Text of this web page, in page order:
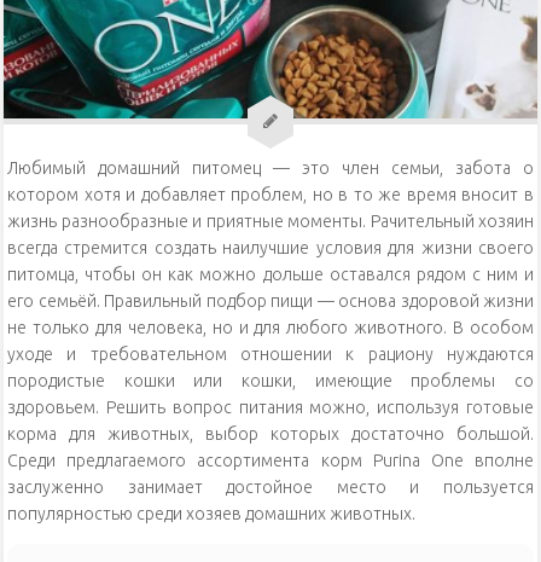
Уход за кошками
Уход за собаками
Физиология кошек
Любимый домашний питомец — это член семьи, забота о
котором хотя и добавляет проблем, но в то же время вносит в
жизнь разнообразные и приятные моменты. Рачительный хозяин
всегда стремится создать наилучшие условия для жизни своего
питомца, чтобы он как можно дольше оставался рядом с ним и
его семьёй. Правильный подбор пищи — основа здоровой жизни
не только для человека, но и для любого животного. В особом
уходе и требовательном отношении к рациону нуждаются
породистые кошки или кошки, имеющие проблемы со
здоровьем. Решить вопрос питания можно, используя готовые
корма для животных, выбор которых достаточно большой.
Среди предлагаемого ассортимента корм Purina One вполне
заслуженно занимает достойное место и пользуется
популярностью среди хозяев домашних животных.